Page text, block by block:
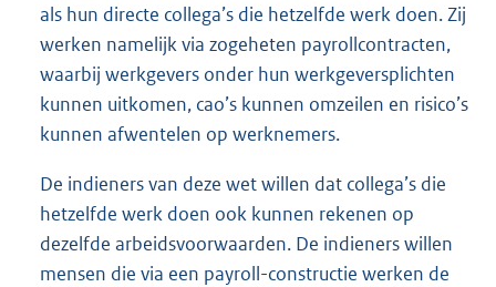
als hun directe collega’s die hetzelfde werk doen. Zij
werken namelijk via zogeheten payrollcontracten,
waarbij werkgevers onder hun werkgeversplichten
kunnen uitkomen, cao’s kunnen omzeilen en risico’s
kunnen afwentelen op werknemers.
De indieners van deze wet willen dat collega’s die
hetzelfde werk doen ook kunnen rekenen op
dezelfde arbeidsvoorwaarden. De indieners willen
mensen die via een payroll-constructie werken de